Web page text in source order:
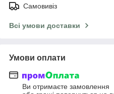
Самовивіз
Всі умови доставки
Умови оплати
Ви отримаєте замовлення